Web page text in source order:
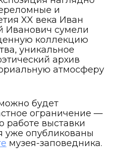
и
XX века Иван
Иванович сумели
коллекцию
уникальное
архив
атмосферу
будет
ограничение —
работе выставки
уже опубликованы
музея-заповедника.